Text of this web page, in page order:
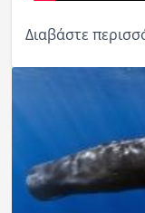
Διαβάστε